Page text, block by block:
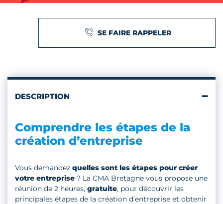
SE FAIRE RAPPELER
DESCRIPTION
Comprendre les étapes de la
création d’entreprise
Vous demandez quelles sont les étapes pour créer
votre entreprise ? La CMA Bretagne vous propose une
réunion de 2 heures, gratuite, pour découvrir les
principales étapes de la création d’entreprise et obtenir